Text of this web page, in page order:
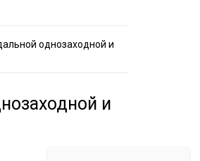
однозаходной и
и